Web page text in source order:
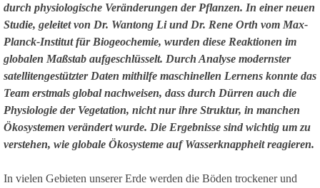
durch physiologische Veränderungen der Pflanzen. In einer neuen
Studie, geleitet von Dr. Wantong Li und Dr. Rene Orth vom Max-
Planck-Institut für Biogeochemie, wurden diese Reaktionen im
globalen Maßstab aufgeschlüsselt. Durch Analyse modernster
satellitengestützter Daten mithilfe maschinellen Lernens konnte das
Team erstmals global nachweisen, dass durch Dürren auch die
Physiologie der Vegetation, nicht nur ihre Struktur, in manchen
Ökosystemen verändert wurde. Die Ergebnisse sind wichtig um zu
verstehen, wie globale Ökosysteme auf Wasserknappheit reagieren.
In vielen Gebieten unserer Erde werden die Böden trockener und